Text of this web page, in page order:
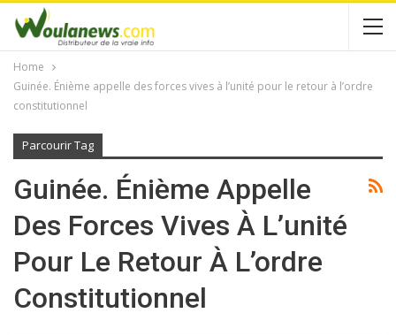
Home
Guinée. Énième appelle des forces vives à l’unité pour le retour à l’ordre
constitutionnel
Parcourir Tag
Guinée. Énième Appelle
Des Forces Vives À L’unité
Pour Le Retour À L’ordre
Constitutionnel